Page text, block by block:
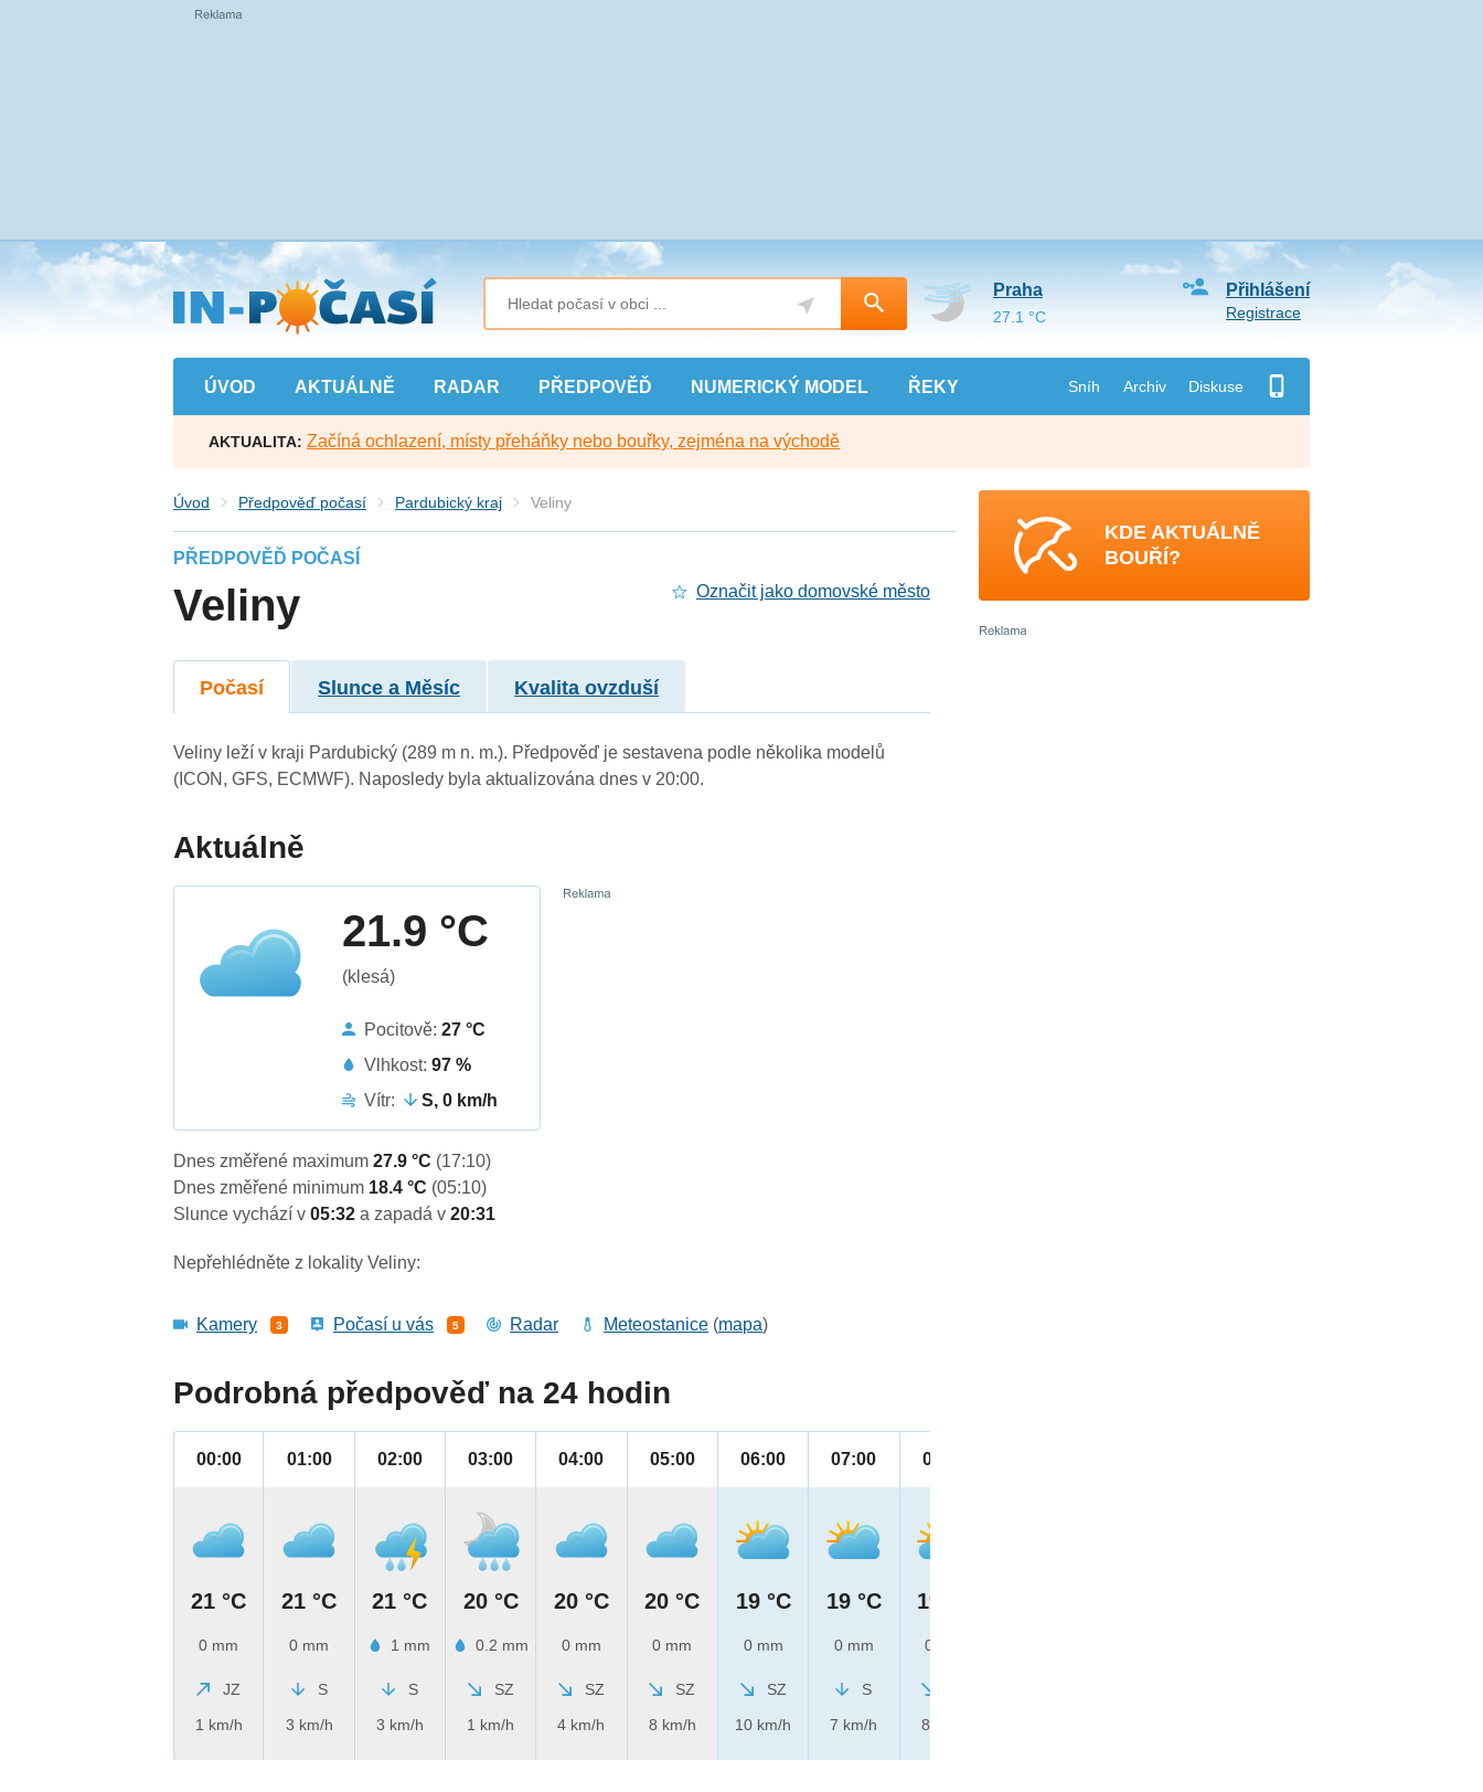
Přejít
na
hlavní
obsah
ÚVOD AKTUÁLNĚ RADAR PŘEDPOVĚĎ NUMERICKÝ MODEL ŘEKY Sníh Archiv Diskuse
Přihlášení
Registrace
Praha
27.1 °C
AKTUALITA: Začíná ochlazení, místy přeháňky nebo bouřky, zejména na východě
Úvod Předpověď počasí Pardubický kraj Veliny
PŘEDPOVĚĎ POČASÍ
Veliny Označit jako domovské město
Počasí Slunce a Měsíc Kvalita ovzduší
Veliny leží v kraji Pardubický (289 m n. m.). Předpověď je sestavena podle několika modelů
(ICON, GFS, ECMWF). Naposledy byla aktualizována dnes v 20:00.
Aktuálně
21.9 °C
(klesá)
Pocitově:27 °C
Vlhkost:97 %
Vítr:
S, 0 km/h
Dnes změřené maximum27.9 °C (17:10)
Dnes změřené minimum 18.4 °C (05:10)
Slunce vychází v05:32a zapadá v20:31
Nepřehlédněte z lokality Veliny:
Kamery 3 Počasí u vás 5 Radar Meteostanice (mapa)
Podrobná předpověď na 24 hodin
00:00
21 °C
0 mm
JZ
1 km/h
01:00
21 °C
0 mm
S
3 km/h
02:00
21 °C
1 mm
S
3 km/h
03:00
20 °C
0.2 mm
SZ
1 km/h
04:00
20 °C
0 mm
SZ
4 km/h
05:00
20 °C
0 mm
SZ
8 km/h
06:00
19 °C
0 mm
SZ
10 km/h
07:00
19 °C
0 mm
S
7 km/h
08:00
19 °C
0 mm
8 km/h
KDE AKTUÁLNĚ
BOUŘÍ?